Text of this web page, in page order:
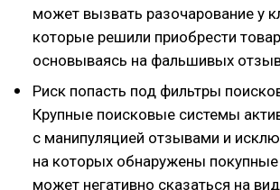
может вызвать разочарование у
которые решили приобрести
основываясь на фальшивых
Риск попасть под фильтры
Крупные поисковые системы
с манипуляцией отзывами и
на которых обнаружены
может негативно сказаться на